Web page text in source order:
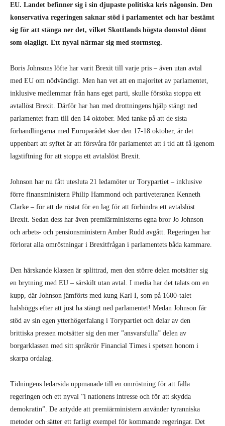
EU. Landet befinner sig i sin djupaste politiska kris någonsin. Den
konservativa regeringen saknar stöd i parlamentet och har bestämt
sig för att stänga ner det, vilket Skottlands högsta domstol dömt
som olagligt. Ett nyval närmar sig med stormsteg.
Boris Johnsons löfte har varit Brexit till varje pris – även utan avtal
med EU om nödvändigt. Men han vet att en majoritet av parlamentet,
inklusive medlemmar från hans eget parti, skulle försöka stoppa ett
avtallöst Brexit. Därför har han med drottningens hjälp stängt ned
parlamentet fram till den 14 oktober. Med tanke på att de sista
förhandlingarna med Europarådet sker den 17-18 oktober, är det
uppenbart att syftet är att försvåra för parlamentet att i tid att få igenom
lagstiftning för att stoppa ett avtalslöst Brexit.
Johnson har nu fått utesluta 21 ledamöter ur Torypartiet – inklusive
förre finansministern Philip Hammond och partiveteranen Kenneth
Clarke – för att de röstat för en lag för att förhindra ett avtalslöst
Brexit. Sedan dess har även premiärministerns egna bror Jo Johnson
och arbets- och pensionsministern Amber Rudd avgått. Regeringen har
förlorat alla omröstningar i Brexitfrågan i parlamentets båda kammare.
Den härskande klassen är splittrad, men den större delen motsätter sig
en brytning med EU – särskilt utan avtal. I media har det talats om en
kupp, där Johnson jämförts med kung Karl I, som på 1600-talet
halshöggs efter att just ha stängt ned parlamentet! Medan Johnson får
stöd av sin egen ytterhögerfalang i Torypartiet och delar av den
brittiska pressen motsätter sig den mer ”ansvarsfulla” delen av
borgarklassen med sitt språkrör Financial Times i spetsen honom i
skarpa ordalag.
Tidningens ledarsida uppmanade till en omröstning för att fälla
regeringen och ett nyval ”i nationens intresse och för att skydda
demokratin”. De antydde att premiärministern använder tyranniska
metoder och sätter ett farligt exempel för kommande regeringar. Det